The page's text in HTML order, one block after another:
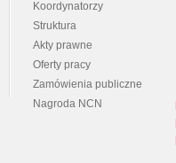
Koordynatorzy
Struktura
Akty prawne
Oferty pracy
Zamówienia publiczne
Nagroda NCN